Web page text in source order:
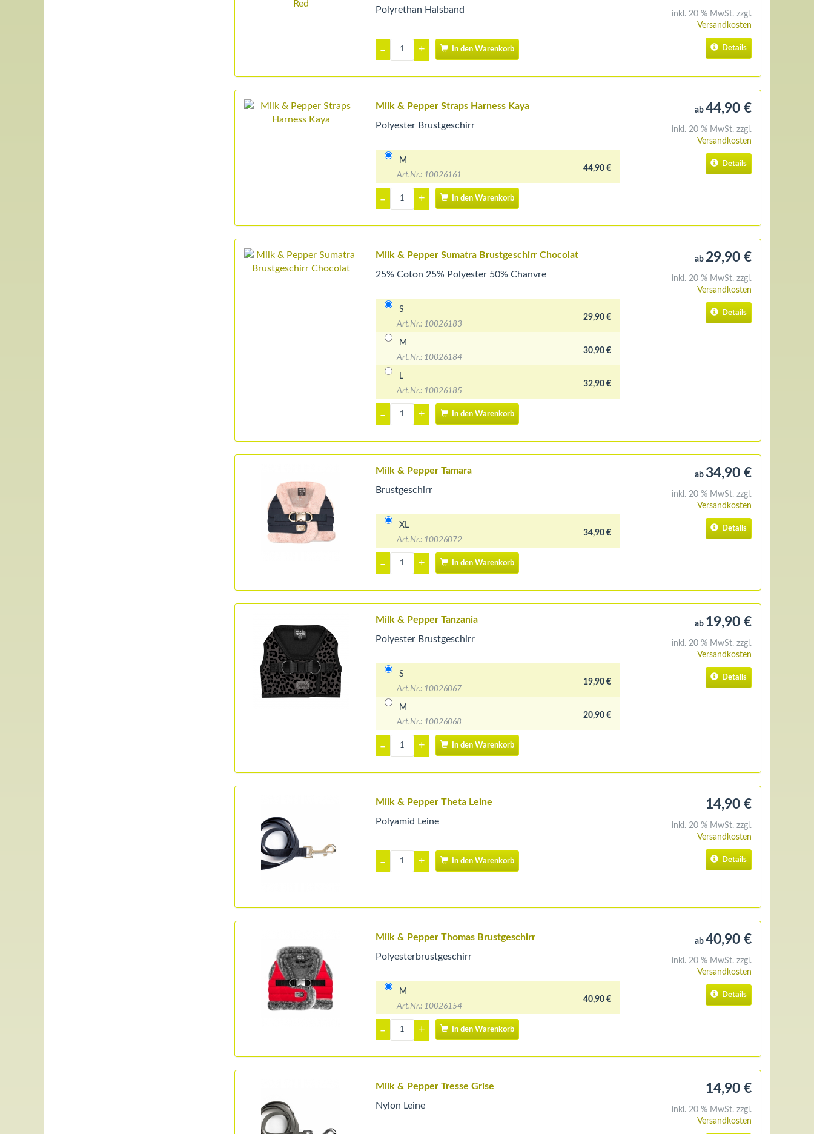
Polyrethan Halsband
– + In den Warenkorb
inkl. 20 % MwSt. zzgl.
Versandkosten
Details
Milk & Pepper Straps Harness Kaya
Polyester Brustgeschirr
M
Art.Nr.: 10026161
44,90 €
– + In den Warenkorb
ab 44,90 €
inkl. 20 % MwSt. zzgl.
Versandkosten
Details
Milk & Pepper Sumatra Brustgeschirr Chocolat
25% Coton 25% Polyester 50% Chanvre
S
Art.Nr.: 10026183
29,90 €
M
Art.Nr.: 10026184
30,90 €
L
Art.Nr.: 10026185
32,90 €
– + In den Warenkorb
ab 29,90 €
inkl. 20 % MwSt. zzgl.
Versandkosten
Details
Milk & Pepper Tamara
Brustgeschirr
XL
Art.Nr.: 10026072
34,90 €
– + In den Warenkorb
ab 34,90 €
inkl. 20 % MwSt. zzgl.
Versandkosten
Details
Milk & Pepper Tanzania
Polyester Brustgeschirr
S
Art.Nr.: 10026067
19,90 €
M
Art.Nr.: 10026068
20,90 €
– + In den Warenkorb
ab 19,90 €
inkl. 20 % MwSt. zzgl.
Versandkosten
Details
Milk & Pepper Theta Leine
Polyamid Leine
– + In den Warenkorb
14,90 €
inkl. 20 % MwSt. zzgl.
Versandkosten
Details
Milk & Pepper Thomas Brustgeschirr
Polyesterbrustgeschirr
M
Art.Nr.: 10026154
40,90 €
– + In den Warenkorb
ab 40,90 €
inkl. 20 % MwSt. zzgl.
Versandkosten
Details
Milk & Pepper Tresse Grise
Nylon Leine
14,90 €
inkl. 20 % MwSt. zzgl.
Versandkosten